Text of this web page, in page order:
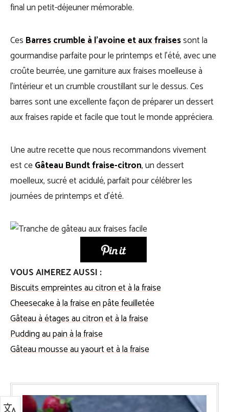
final un petit-déjeuner mémorable.
CesBarres crumble à l’avoine et aux fraisessont la
gourmandise parfaite pour le printemps et l’été, avec une
croûte beurrée, une garniture aux fraises moelleuse à
l’intérieur et un crumble croustillant sur le dessus. Ces
barres sont une excellente façon de préparer un dessert
aux fraises rapide et facile que tout le monde appréciera.
Une autre recette que nous recommandons vivement
est ceGâteau Bundt fraise-citron, un dessert
moelleux, sucré et acidulé, parfait pour célébrer les
journées de printemps et d’été.
VOUS AIMEREZ AUSSI :
Biscuits empreintes au citron et à la fraise
Cheesecake à la fraise en pâte feuilletée
Gâteau à étages au citron et à la fraise
Pudding au pain à la fraise
Gâteau mousse au yaourt et à la fraise